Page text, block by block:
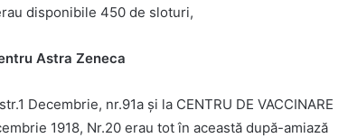
disponibile 450 de sloturi,
Astra Zeneca
Decembrie, nr.91a şi la CENTRU DE VACCINARE
1918, Nr.20 erau tot în această după-amiază